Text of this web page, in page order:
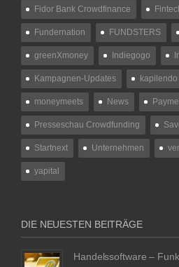
Fidor Bank Crowdfinance
Fundernation FUNDSTERS
greenXmoney Indiegogo
Kampagnen-Updates kapilendo
moneymeets News
Presseschau Crowdfunding
Startnext Unternehmen
yapital
DIE NEUESTEN BEITRÄGE
Handelssoftware –